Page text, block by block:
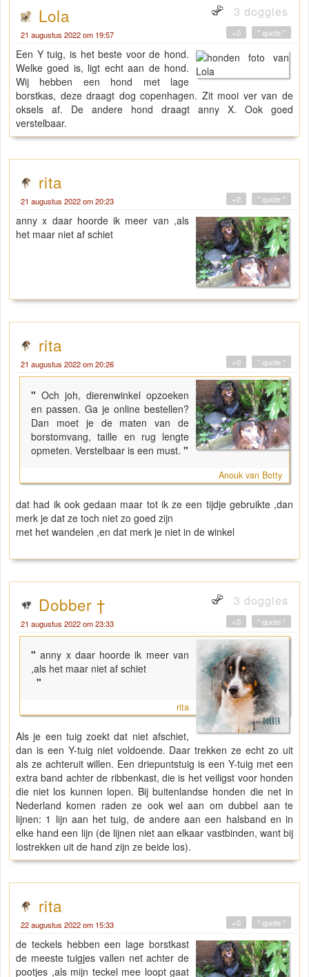
Lola 3 doggies
21 augustus 2022 om 19:57 " quote "
+0
Een Y tuig, is het beste voor de hond.
Welke goed is, ligt echt aan de hond.
Wij hebben een hond met lage
borstkas, deze draagt dog copenhagen. Zit mooi ver van de
oksels af. De andere hond draagt anny X. Ook goed
verstelbaar.
rita
21 augustus 2022 om 20:23 " quote "
+0
anny x daar hoorde ik meer van ,als
het maar niet af schiet
rita
21 augustus 2022 om 20:26 " quote "
+0
"Och joh, dierenwinkel opzoeken
en passen. Ga je online bestellen?
Dan moet je de maten van de
borstomvang, taille en rug lengte
opmeten. Verstelbaar is een must. "
Anouk van Botty
dat had ik ook gedaan maar tot ik ze een tijdje gebruikte ,dan
merk je dat ze toch niet zo goed zijn
met het wandelen ,en dat merk je niet in de winkel
Dobber † 3 doggies
21 augustus 2022 om 23:33 " quote "
+0
"anny x daar hoorde ik meer van
,als het maar niet af schiet
"
rita
Als je een tuig zoekt dat niet afschiet,
dan is een Y-tuig niet voldoende. Daar trekken ze echt zo uit
als ze achteruit willen. Een driepuntstuig is een Y-tuig met een
extra band achter de ribbenkast, die is het veiligst voor honden
die niet los kunnen lopen. Bij buitenlandse honden die net in
Nederland komen raden ze ook wel aan om dubbel aan te
lijnen: 1 lijn aan het tuig, de andere aan een halsband en in
elke hand een lijn (de lijnen niet aan elkaar vastbinden, want bij
lostrekken uit de hand zijn ze beide los).
rita
22 augustus 2022 om 15:33 " quote "
+0
de teckels hebben een lage borstkast
de meeste tuigjes vallen net achter de
pootjes ,als mijn teckel mee loopt gaat